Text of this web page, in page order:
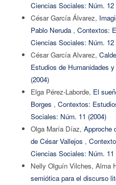
Ciencias Sociales: Núm. 12
César García Álvarez,
Pablo Neruda , Contextos:
Ciencias Sociales: Núm. 12
César García Alvarez,
Estudios de Humanidades
(2004)
Elga Pérez-Laborde, El
Borges , Contextos:
Sociales: Núm. 11 (2004)
Olga María Díaz, Approche
de César Vallejos ,
Ciencias Sociales: Núm. 11
Nelly Olguín Vilches, Alma
semiótica para el discurso